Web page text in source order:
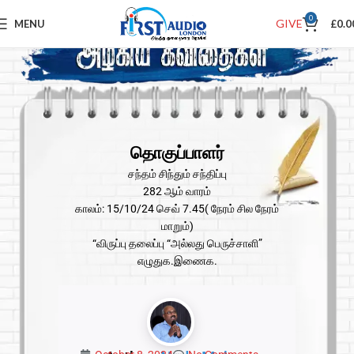
MENU GIVE 0 £
தொகுப்பாளர்
சந்தம் சிந்தும் சந்திப்பு
282 ஆம் வாரம்
காலம்: 15/10/24 செவ் 7.45( நேரம் சில நேரம்
மாறும்)
“விருப்பு தலைப்பு “அல்லது பெருச்சாளி”
எழுதுக.இணைக.